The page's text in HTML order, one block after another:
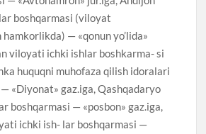
boshqarmasi (viloyat
— «qonun yo’lida»
viloyati ichki ishlar boshkarma- si
huquqni muhofaza qilish idoralari
«Diyonat» gaz.iga, Qashqadaryo
boshqarmasi — «posbon» gaz.iga,
ichki ish- lar boshqarmasi —